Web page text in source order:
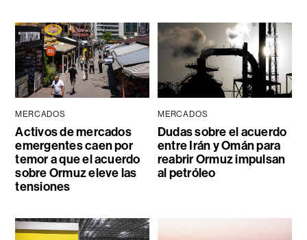
MERCADOS
Activos de mercados
emergentes caen por
temor a que el acuerdo
sobre Ormuz eleve las
tensiones
MERCADOS
Dudas sobre el acuerdo
entre Irán y Omán para
reabrir Ormuz impulsan
al petróleo